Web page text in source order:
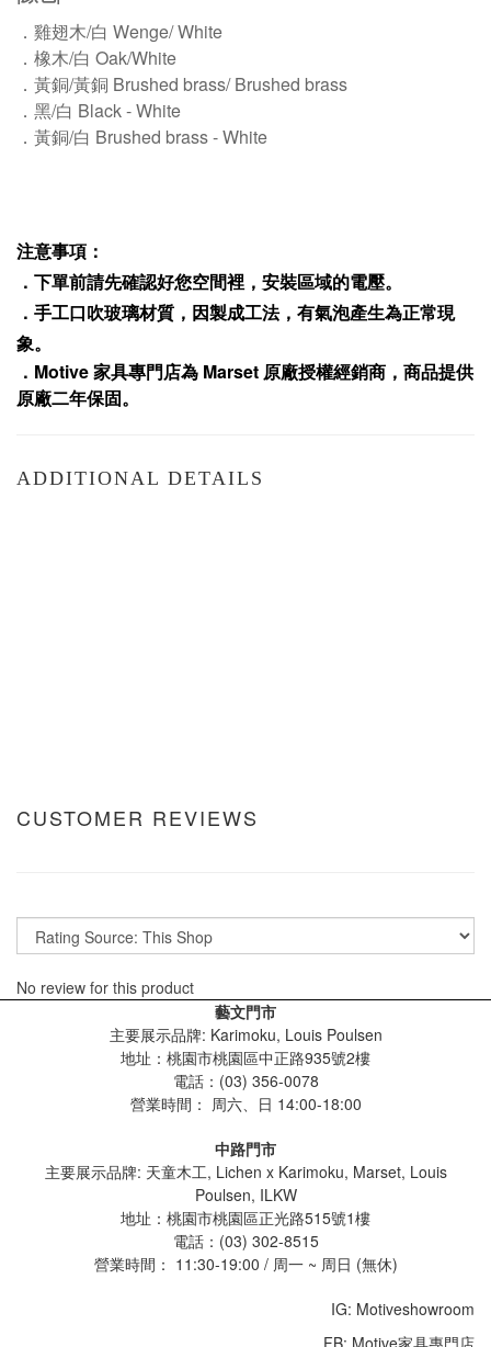
．雞翅木/白 Wenge/ White
．橡木/白 Oak/White
．黃銅/黃銅 Brushed brass/ Brushed brass
．黑/白 Black - White
．黃銅/白 Brushed brass - White
注意事項：
．下單前請先確認好您空間裡，安裝區域的電壓。
． 手工口吹玻璃材質，因製成工法，有氣泡產生為正常現
象。
． Motive家具專門店為 Marset 原廠授權經銷商，商品提供
原廠二年保固。
ADDITIONAL DETAILS
CUSTOMER REVIEWS
No review for this product
藝文門市
主要展示品牌: Karimoku, Louis Poulsen
地址：桃園市桃園區中正路935號2樓
電話：(03) 356-0078
營業時間： 周六、日 14:00-18:00
中路門市
主要展示品牌: 天童木工, Lichen x Karimoku, Marset, Louis
Poulsen, ILKW
地址：桃園市桃園區正光路515號1樓
電話：(03) 302-8515
營業時間： 11:30-19:00 / 周一 ~ 周日 (無休)
IG: Motiveshowroom
FB: Motive家具專門店